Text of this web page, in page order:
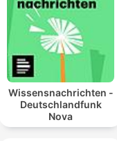
Wissensnachrichten -
Deutschlandfunk
Nova